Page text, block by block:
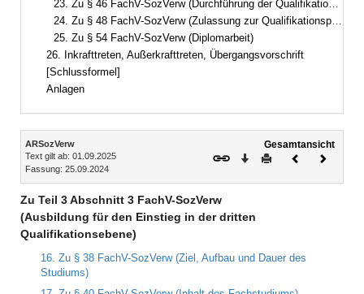
23. Zu § 46 FachV-SozVerw (Durchführung der Qualifikationsprüfung)
24. Zu § 48 FachV-SozVerw (Zulassung zur Qualifikationsprüfung)
25. Zu § 54 FachV-SozVerw (Diplomarbeit)
26. Inkrafttreten, Außerkrafttreten, Übergangsvorschrift
[Schlussformel]
Anlagen
Inhalt
ARSozVerw
Text gilt ab: 01.09.2025
Fassung: 25.09.2024
Gesamtansicht
Download
DruckenVorheriges
Zu Teil 3 Abschnitt 3 FachV-SozVerw
(Ausbildung für den Einstieg in der dritten
Qualifikationsebene)
16. Zu § 38 FachV-SozVerw (Ziel, Aufbau und Dauer des
Studiums)